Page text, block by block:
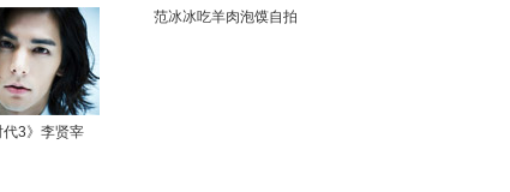
代3》李贤宰
范冰冰吃羊肉泡馍自拍